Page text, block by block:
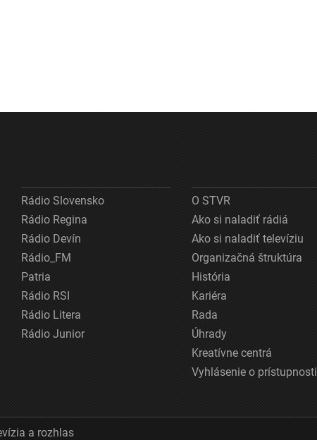
Rádio Slovensko
Rádio Regina
Rádio Devín
Rádio_FM
Patria
Rádio RSI
Rádio Litera
Rádio Junior
O STVR
Ako si naladiť rádiá
Ako si naladiť televíziu
Organizačná štruktúra
História
Kariéra
Rada
Úhrady
Kreatívne centrá
Vyhlásenie o prístupnosti
a rozhlas